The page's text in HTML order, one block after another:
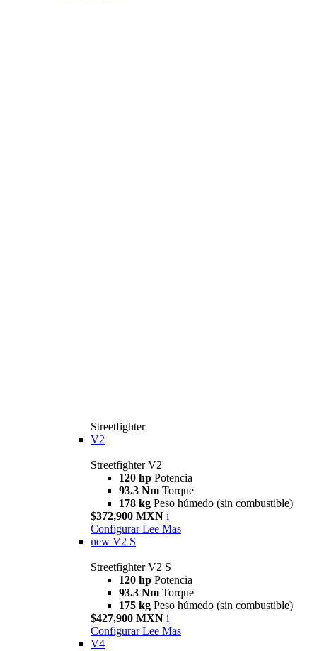
Streetfighter
V2
Streetfighter V2
120 hp Potencia
93.3 Nm Torque
178 kg Peso húmedo (sin combustible)
$372,900 MXN i
Configurar Lee Mas
new V2 S
Streetfighter V2 S
120 hp Potencia
93.3 Nm Torque
175 kg Peso húmedo (sin combustible)
$427,900 MXN i
Configurar Lee Mas
V4